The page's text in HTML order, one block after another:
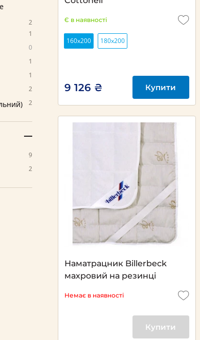
2
1
0
1
1
2
2
9
2
Є в наявності
160х200 180х200
9 126 ₴ Купити
Наматрацник Billerbeck
махровий на резинці
Немає в наявності
Купити